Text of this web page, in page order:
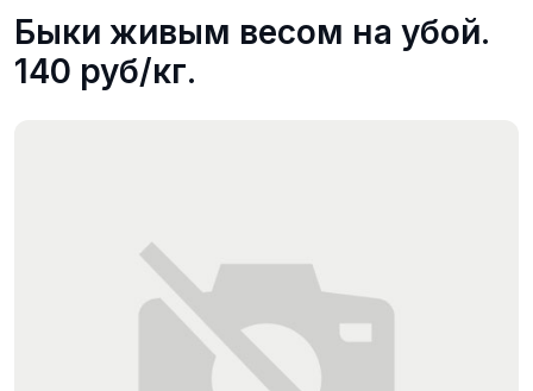
Быки живым весом на убой.
140 руб/кг.